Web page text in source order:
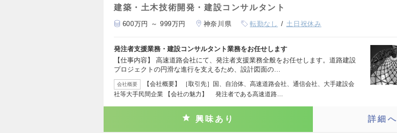
建築・土木技術開発・建設コンサルタント
600万円 ～ 999万円 神奈川県 転勤なし 土日祝休み
発注者支援業務・建設コンサルタント業務をお任せします
【仕事内容】 高速道路会社にて、発注者支援業務全般をお任せします。道路建設
プロジェクトの円滑な進行を支えるため、設計図面の…
会社概要
【会社概要】 ［取引先］国、自治体、高速道路会社、通信会社、大手建設会
社等大手民間企業 【会社の魅力】 発注者である高速道路…
興味あり 詳細へ